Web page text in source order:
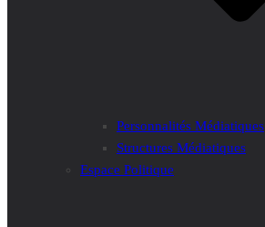
Personnalités Médiatiques
Structures Médiatiques
Espace Politique